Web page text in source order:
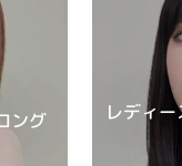
ング レディ